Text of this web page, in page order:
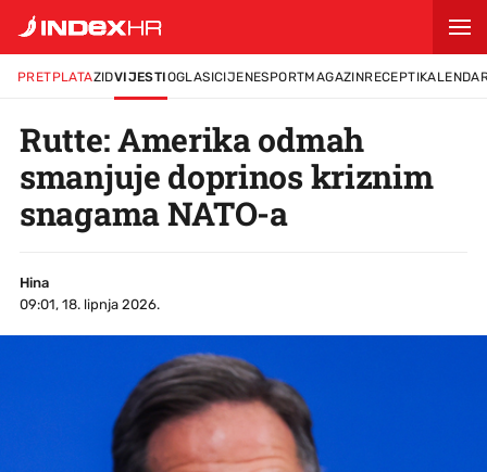
PRETPLATAZIDVIJESTIOGLASICIJENESPORTMAGAZINRECEPTI
Rutte: Amerika odmah
smanjuje doprinos kriznim
snagama NATO-a
Hina
09:01, 18. lipnja 2026.